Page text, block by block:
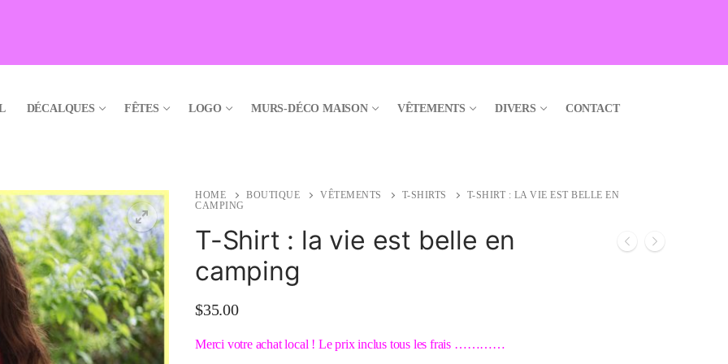
DÉCALQUES FÊTES LOGO MURS-DÉCO MAISON VÊTEMENTS DIVERS CONTACT
🔍
HOME BOUTIQUE VÊTEMENTS T-SHIRTS
T-SHIRT : LA VIE EST BELLE EN
CAMPING
T-Shirt : la vie est belle en
camping
$35.00
Merci votre achat local ! Le prix inclus tous les frais …………